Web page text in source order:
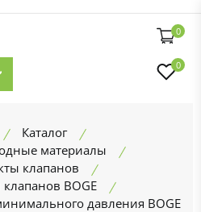
0
0
Каталог
материалы
клапанов
BOGE
давления BOGE